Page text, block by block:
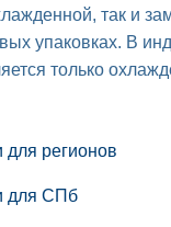
так и
упаковках. В
только
для регионов
для СПб